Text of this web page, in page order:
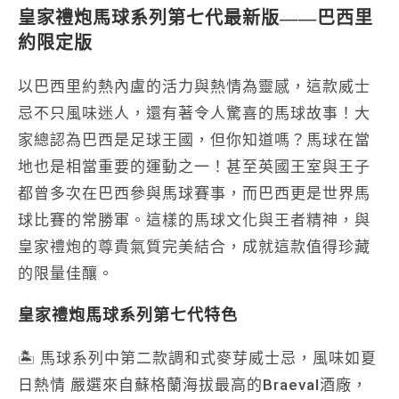
皇家禮炮馬球系列第七代最新版——巴西里
約限定版
以巴西里約熱內盧的活力與熱情為靈感，這款威士
忌不只風味迷人，還有著令人驚喜的馬球故事！大
家總認為巴西是足球王國，但你知道嗎？馬球在當
地也是相當重要的運動之一！甚至英國王室與王子
都曾多次在巴西參與馬球賽事，而巴西更是世界馬
球比賽的常勝軍。這樣的馬球文化與王者精神，與
皇家禮炮的尊貴氣質完美結合，成就這款值得珍藏
的限量佳釀。
皇家禮炮馬球系列第七代特色
🏝️ 馬球系列中第二款調和式麥芽威士忌，風味如夏
日熱情 嚴選來自蘇格蘭海拔最高的Braeval酒廠，